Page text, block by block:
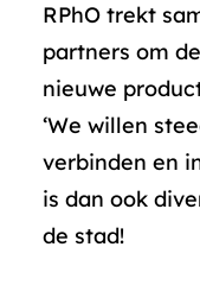
RPhO trekt
partners om
nieuwe
‘We willen
verbinden en
is dan ook
de stad!